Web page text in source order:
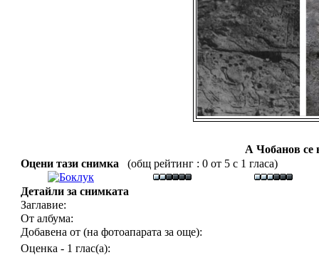
А Чобанов се
Оцени тази снимка
(общ рейтинг : 0 от 5 с 1 гласа)
Детайли за снимката
Заглавие:
От албума:
Добавена от (на фотоапарата за още):
Оценка - 1 глас(а):